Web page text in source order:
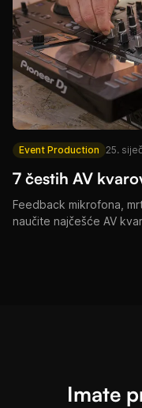
Event Production 25.
7 čestih AV
Feedback mikrofona,
naučite najčešće AV
Imate